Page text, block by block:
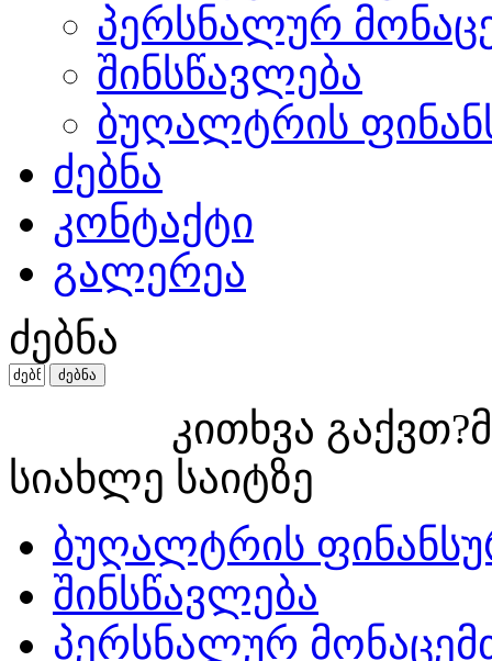
პერსნალურ
შინსწავლება
ბუღალტრის
ძებნა
კონტაქტი
გალერეა
ძებნა
კითხვა
სიახლე საიტზე
ბუღალტრის
შინსწავლება
პერსნალურ